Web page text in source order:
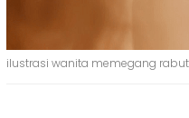
ilustrasi wanita memegang